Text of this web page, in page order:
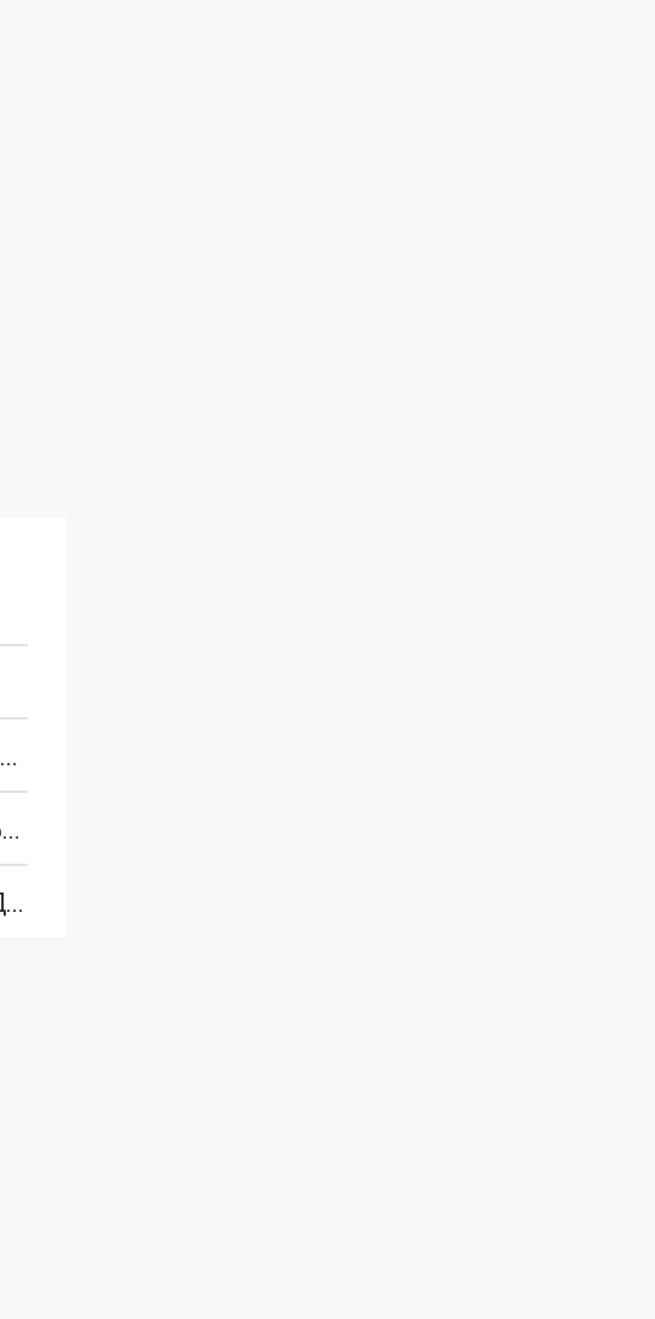
НА КУБАНИ НА 2 МЕСЯЦА АРЕСТОВАЛИ 16-ЛЕТНЕГО УЧАСТНИКА ЗАПРЕЩЁННОЙ НЕОНАЦИСТСКОЙ ГРУППИРОВКИ
НА КУБАНИ СЫНА, КОТОРЫЙ 13 РАЗ ВЫСТРЕЛИЛ В ОТЦА, ХОТЯТ ОТПРАВИТЬ НА ПРИНУДИТЕЛЬНОЕ ЛЕЧЕНИЕ
НА КУБАНИ ЗАКЛЮЧИЛИ ПОД СТРАЖУ ПЕНСИОНЕРА, КОТОРЫЙ ЗАКАЗАЛ УБИЙСТВО СЫНА РАДИ КВАРТИРЫ